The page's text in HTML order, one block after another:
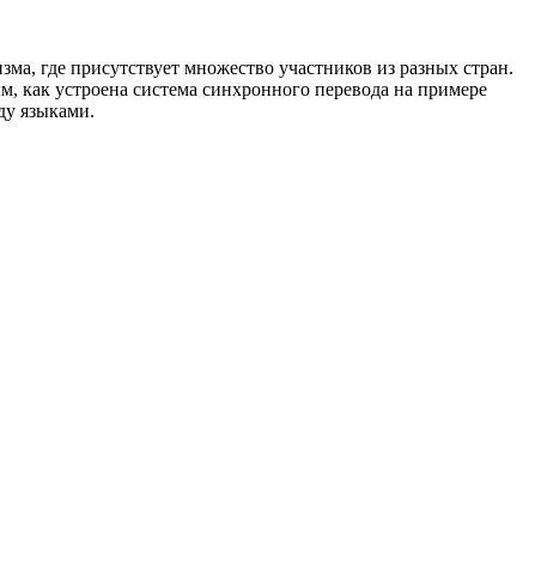
где присутствует множество участников из разных стран.
как устроена система синхронного перевода на примере
языками.